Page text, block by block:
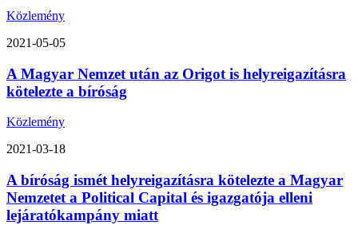
Közlemény
2021-05-05
A Magyar Nemzet után az Origot is helyreigazításra
kötelezte a bíróság
Közlemény
2021-03-18
A bíróság ismét helyreigazításra kötelezte a Magyar
Nemzetet a Political Capital és igazgatója elleni
lejáratókampány miatt